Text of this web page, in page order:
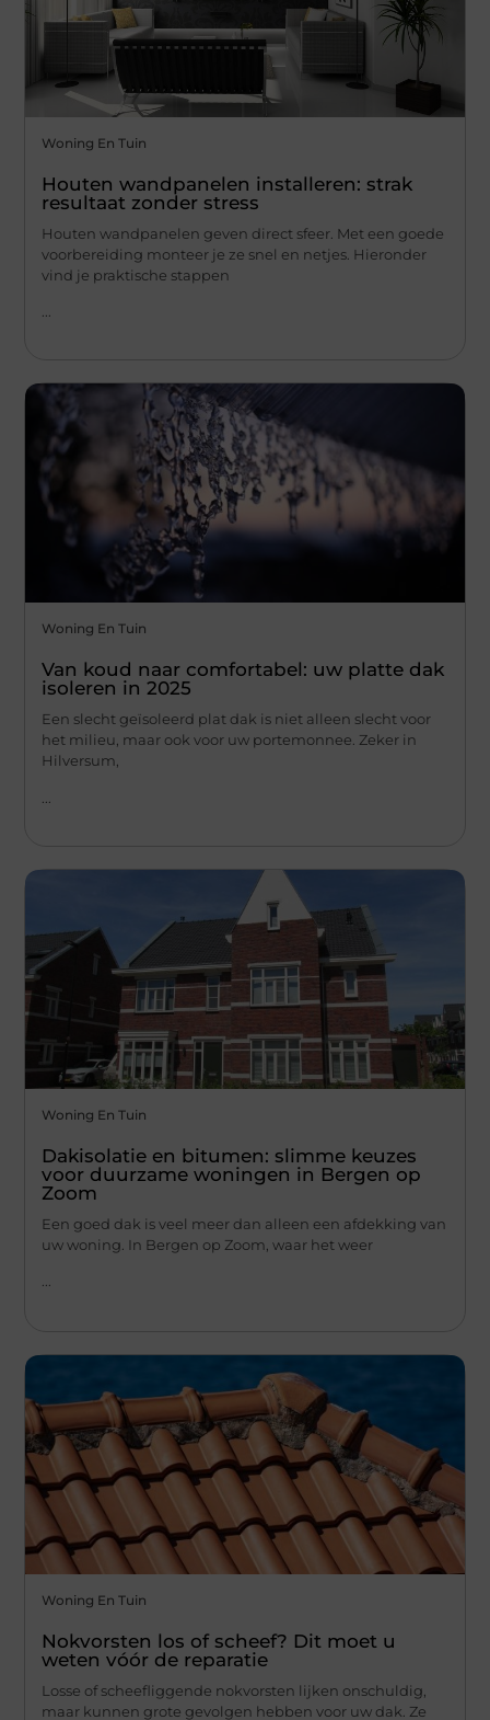
Woning En Tuin
Houten wandpanelen installeren: strak
resultaat zonder stress
Houten wandpanelen geven direct sfeer. Met een goede
voorbereiding monteer je ze snel en netjes. Hieronder
vind je praktische stappen
...
Woning En Tuin
Van koud naar comfortabel: uw platte dak
isoleren in 2025
Een slecht geïsoleerd plat dak is niet alleen slecht voor
het milieu, maar ook voor uw portemonnee. Zeker in
Hilversum,
Woning En Tuin
Dakisolatie en bitumen: slimme keuzes
voor duurzame woningen in Bergen op
Zoom
Een goed dak is veel meer dan alleen een afdekking van
uw woning. In Bergen op Zoom, waar het weer
...
Woning En Tuin
Nokvorsten los of scheef? Dit moet u
weten vóór de reparatie
Losse of scheefliggende nokvorsten lijken onschuldig,
maar kunnen grote gevolgen hebben voor uw dak. Ze